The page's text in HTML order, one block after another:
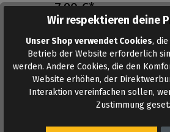
7,90 €*
Inhalt: 10 ml
Auf Lager
Wir respektieren deine
Unser Shop verwendet Cookies,
Betrieb der Website erforderlich
werden. Andere Cookies, die den
Website erhöhen, der
Interaktion vereinfachen sollen,
Zustimmung